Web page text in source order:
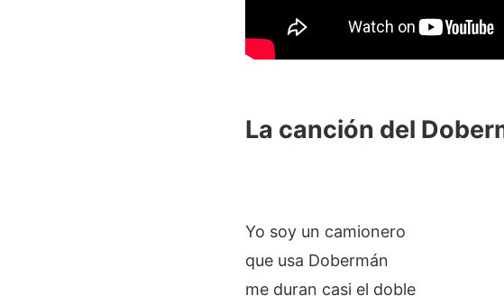
La canción del
Yo soy un camionero
que usa Dobermán
me duran casi el doble